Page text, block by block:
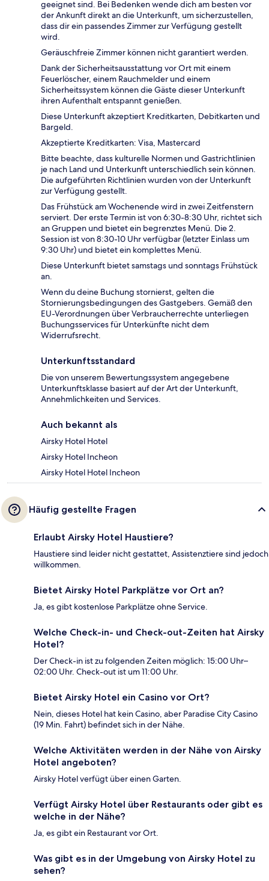
geeignet sind. Bei Bedenken wende dich am besten vor
der Ankunft direkt an die Unterkunft, um sicherzustellen,
dass dir ein passendes Zimmer zur Verfügung gestellt
wird.
Geräuschfreie Zimmer können nicht garantiert werden.
Dank der Sicherheitsausstattung vor Ort mit einem
Feuerlöscher, einem Rauchmelder und einem
Sicherheitssystem können die Gäste dieser Unterkunft
ihren Aufenthalt entspannt genießen.
Diese Unterkunft akzeptiert Kreditkarten, Debitkarten und
Bargeld.
Akzeptierte Kreditkarten: Visa, Mastercard
Bitte beachte, dass kulturelle Normen und Gastrichtlinien
je nach Land und Unterkunft unterschiedlich sein können.
Die aufgeführten Richtlinien wurden von der Unterkunft
zur Verfügung gestellt.
Das Frühstück am Wochenende wird in zwei Zeitfenstern
serviert. Der erste Termin ist von 6:30-8:30 Uhr, richtet sich
an Gruppen und bietet ein begrenztes Menü. Die 2.
Session ist von 8:30-10 Uhr verfügbar (letzter Einlass um
9:30 Uhr) und bietet ein komplettes Menü.
Diese Unterkunft bietet samstags und sonntags Frühstück
an.
Wenn du deine Buchung stornierst, gelten die
Stornierungsbedingungen des Gastgebers. Gemäß den
EU-Verordnungen über Verbraucherrechte unterliegen
Buchungsservices für Unterkünfte nicht dem
Widerrufsrecht.
Unterkunftsstandard
Die von unserem Bewertungssystem angegebene
Unterkunftsklasse basiert auf der Art der Unterkunft,
Annehmlichkeiten und Services.
Auch bekannt als
Airsky Hotel Hotel
Airsky Hotel Incheon
Airsky Hotel Hotel Incheon
Häufig gestellte Fragen
Erlaubt Airsky Hotel Haustiere?
Haustiere sind leider nicht gestattet, Assistenztiere sind jedoch
willkommen.
Bietet Airsky Hotel Parkplätze vor Ort an?
Ja, es gibt kostenlose Parkplätze ohne Service.
Welche Check-in- und Check-out-Zeiten hat Airsky
Hotel?
Der Check-in ist zu folgenden Zeiten möglich: 15:00 Uhr–
02:00 Uhr. Check-out ist um 11:00 Uhr.
Bietet Airsky Hotel ein Casino vor Ort?
Nein, dieses Hotel hat kein Casino, aber Paradise City Casino
(19 Min. Fahrt) befindet sich in der Nähe.
Welche Aktivitäten werden in der Nähe von Airsky
Hotel angeboten?
Airsky Hotel verfügt über einen Garten.
Verfügt Airsky Hotel über Restaurants oder gibt es
welche in der Nähe?
Ja, es gibt ein Restaurant vor Ort.
Was gibt es in der Umgebung von Airsky Hotel zu
sehen?